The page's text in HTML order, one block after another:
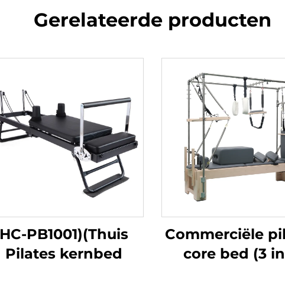
Gerelateerde producten
HC-PB1001)(Thuis
Pilates kernbed
Commerciële
core bed (3 in